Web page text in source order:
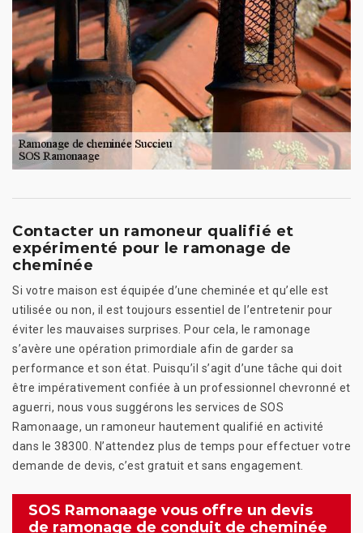
Contacter un ramoneur qualifié et
expérimenté pour le ramonage de
cheminée
Si votre maison est équipée d’une cheminée et qu’elle est
utilisée ou non, il est toujours essentiel de l’entretenir pour
éviter les mauvaises surprises. Pour cela, le ramonage
s’avère une opération primordiale afin de garder sa
performance et son état. Puisqu’il s’agit d’une tâche qui doit
être impérativement confiée à un professionnel chevronné et
aguerri, nous vous suggérons les services de SOS
Ramonaage, un ramoneur hautement qualifié en activité
dans le 38300. N’attendez plus de temps pour effectuer votre
demande de devis, c’est gratuit et sans engagement.
SOS Ramonaage vous offre un devis
de ramonage de conduit de cheminée